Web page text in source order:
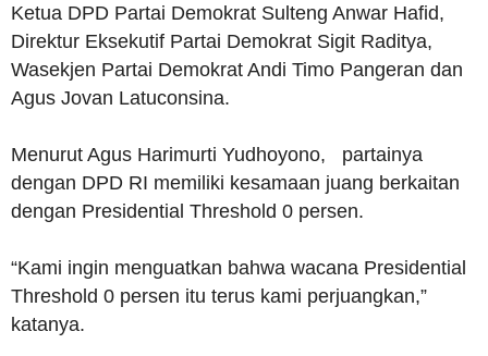
Ketua DPD Partai Demokrat Sulteng Anwar Hafid,
Direktur Eksekutif Partai Demokrat Sigit Raditya,
Wasekjen Partai Demokrat Andi Timo Pangeran dan
Agus Jovan Latuconsina.
Menurut Agus Harimurti Yudhoyono, partainya
dengan DPD RI memiliki kesamaan juang berkaitan
dengan Presidential Threshold 0 persen.
“Kami ingin menguatkan bahwa wacana Presidential
Threshold 0 persen itu terus kami perjuangkan,”
katanya.